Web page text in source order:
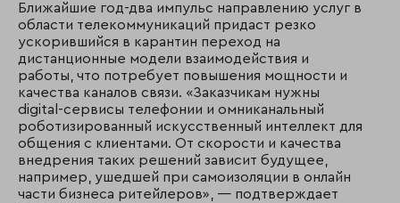
Ближайшие год-два импульс направлению услуг в
области телекоммуникаций придаст резко
ускорившийся в карантин переход на
дистанционные модели взаимодействия и
работы, что потребует повышения мощности и
качества каналов связи. «Заказчикам нужны
digital-сервисы телефонии и омниканальный
роботизированный искусственный интеллект для
общения с клиентами. От скорости и качества
внедрения таких решений зависит будущее,
например, ушедшей при самоизоляции в онлайн
части бизнеса ритейлеров», — подтверждает